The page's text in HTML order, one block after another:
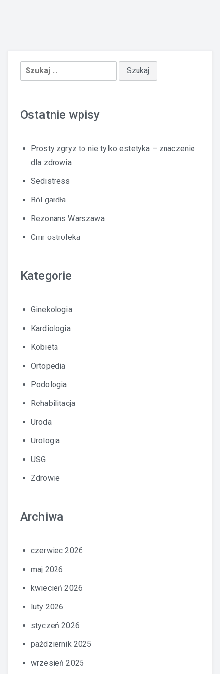
Szukaj:
Ostatnie wpisy
Prosty zgryz to nie tylko estetyka – znaczenie
dla zdrowia
Sedistress
Ból gardła
Rezonans Warszawa
Cmr ostroleka
Kategorie
Ginekologia
Kardiologia
Kobieta
Ortopedia
Podologia
Rehabilitacja
Uroda
Urologia
USG
Zdrowie
Archiwa
czerwiec 2026
maj 2026
kwiecień 2026
luty 2026
styczeń 2026
październik 2025
wrzesień 2025